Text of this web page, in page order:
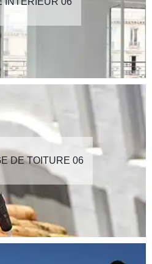
DE TOITURE 06